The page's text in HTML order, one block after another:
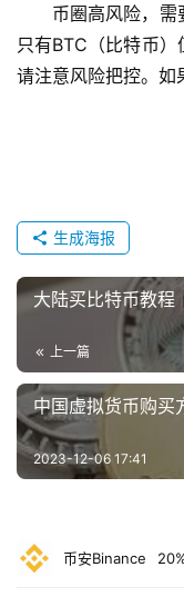
币圈高风险，需
只有BTC（比特币）
请注意风险把控。如
生成海报
大陆买比特币教程
上一篇
中国虚拟货币购买
2023-12-06 17:41
币安Binance